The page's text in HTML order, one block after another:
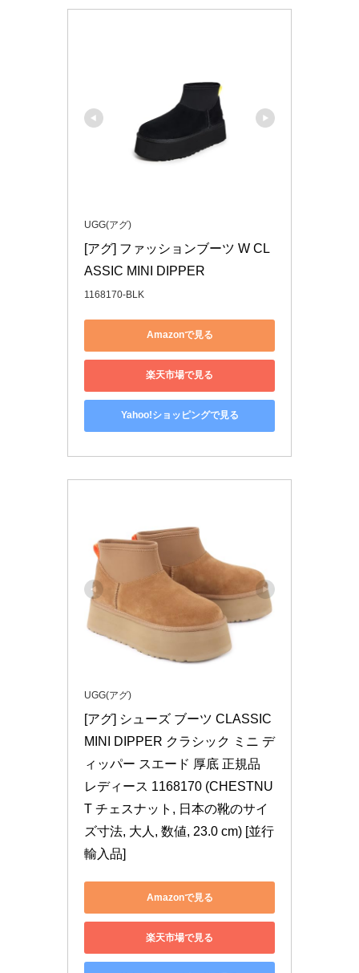
UGG(アグ)
[アグ] ファッションブーツ W CL
ASSIC MINI DIPPER
1168170-BLK
Amazonで見る
楽天市場で見る
Yahoo!ショッピングで見る
UGG(アグ)
[アグ] シューズ ブーツ CLASSIC
MINI DIPPER クラシック ミニ デ
ィッパー スエード 厚底 正規品
レディース 1168170 (CHESTNU
T チェスナット, 日本の靴のサイ
ズ寸法, 大人, 数値, 23.0 cm) [並行
輸入品]
Amazonで見る
楽天市場で見る